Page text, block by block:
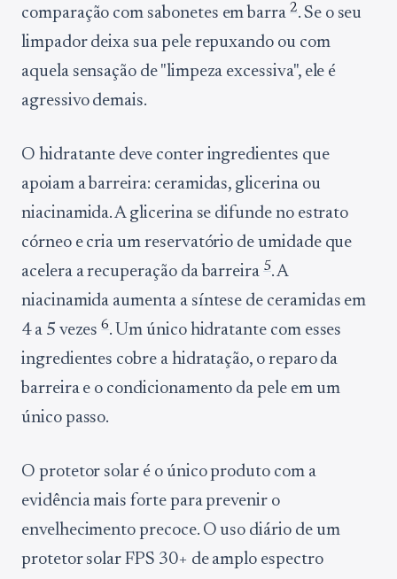
comparação com sabonetes em barra 2. Se o seu
limpador deixa sua pele repuxando ou com
aquela sensação de "limpeza excessiva", ele é
agressivo demais.
O hidratante deve conter ingredientes que
apoiam a barreira: ceramidas, glicerina ou
niacinamida. A glicerina se difunde no estrato
córneo e cria um reservatório de umidade que
acelera a recuperação da barreira 5. A
niacinamida aumenta a síntese de ceramidas em
4 a 5 vezes6. Um único hidratante com esses
ingredientes cobre a hidratação, o reparo da
barreira e o condicionamento da pele em um
único passo.
O protetor solar é o único produto com a
evidência mais forte para prevenir o
envelhecimento precoce. O uso diário de um
protetor solar FPS 30+ de amplo espectro